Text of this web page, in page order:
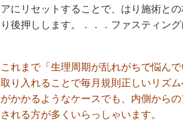
アにリセットすることで、はり施術と
り後押しします。．．．ファスティン
これまで「生理周期が乱れがちで悩ん
取り入れることで毎月規則正しいリズ
がかかるようなケースでも、内側から
される方が多くいらっしゃいます。